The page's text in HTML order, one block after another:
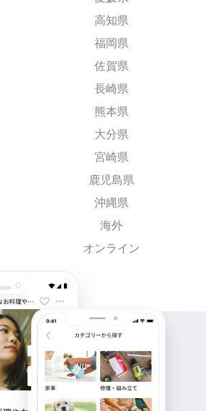
高知県
福岡県
佐賀県
長崎県
熊本県
大分県
宮崎県
鹿児島県
沖縄県
海外
オンライン